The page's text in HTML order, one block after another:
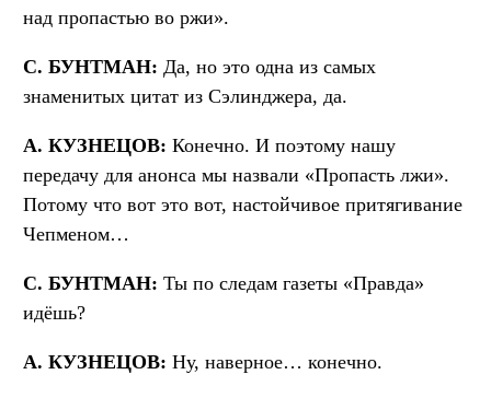
над пропастью во ржи».
С. БУНТМАН: Да, но это одна из самых
знаменитых цитат из Сэлинджера, да.
А. КУЗНЕЦОВ: Конечно. И поэтому нашу
передачу для анонса мы назвали «Пропасть лжи».
Потому что вот это вот, настойчивое притягивание
Чепменом…
С. БУНТМАН: Ты по следам газеты «Правда»
идёшь?
А. КУЗНЕЦОВ: Ну, наверное… конечно.